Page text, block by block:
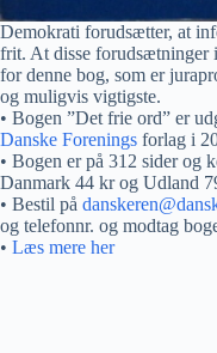
Demokrati forudsætter, at
frit. At disse forudsætninger
for denne bog, som er
og muligvis vigtigste.
• Bogen ”Det frie ord” er
Danske Forenings forlag i
• Bogen er på 312 sider og
Danmark 44 kr og Udland
• Bestil på
og telefonnr. og modtag
• Læs mere her